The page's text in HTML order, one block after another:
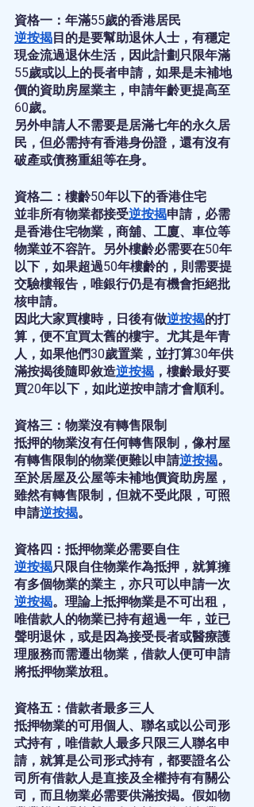
資格一：年滿55歲的香港居民
逆按揭目的是要幫助退休人士，有穩定
現金流過退休生活，因此計劃只限年滿
55歲或以上的長者申請，如果是未補地
價的資助房屋業主，申請年齡更提高至
60歲。
另外申請人不需要是居滿七年的永久居
民，但必需持有香港身份證，還有沒有
破產或債務重組等在身。
資格二：樓齡50年以下的香港住宅
並非所有物業都接受逆按揭申請，必需
是香港住宅物業，商舖、工廈、車位等
物業並不容許。另外樓齡必需要在50年
以下，如果超過50年樓齡的，則需要提
交驗樓報告，唯銀行仍是有機會拒絕批
核申請。
因此大家買樓時，日後有做逆按揭的打
算，便不宜買太舊的樓宇。尤其是年青
人，如果他們30歲置業，並打算30年供
滿按揭後隨即敘造逆按揭 ，樓齡最好要
買20年以下，如此逆按申請才會順利。
資格三：物業沒有轉售限制
抵押的物業沒有任何轉售限制，像村屋
有轉售限制的物業便難以申請逆按揭。
至於居屋及公屋等未補地價資助房屋，
雖然有轉售限制，但就不受此限，可照
申請逆按揭。
資格四：抵押物業必需要自住
逆按揭只限自住物業作為抵押，就算擁
有多個物業的業主，亦只可以申請一次
逆按揭。理論上抵押物業是不可出租，
唯借款人的物業已持有超過一年，並已
聲明退休，或是因為接受長者或醫療護
理服務而需遷出物業，借款人便可申請
將抵押物業放租。
資格五：借款者最多三人
抵押物業的可用個人、聯名或以公司形
式持有，唯借款人最多只限三人聯名申
請，就算是公司形式持有，都要證名公
司所有借款人是直接及全權持有有關公
司，而且物業必需要供滿按揭。假如物